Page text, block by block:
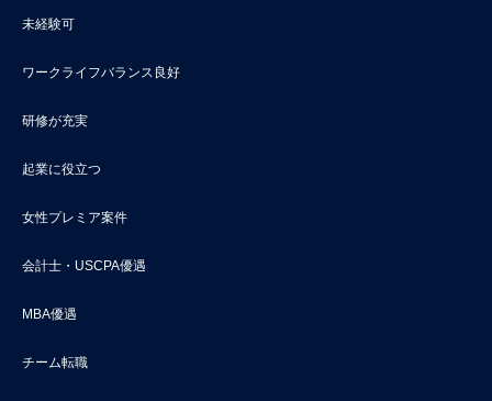
未経験可
ワークライフバランス良好
研修が充実
起業に役立つ
女性プレミア案件
会計士・USCPA優遇
MBA優遇
チーム転職